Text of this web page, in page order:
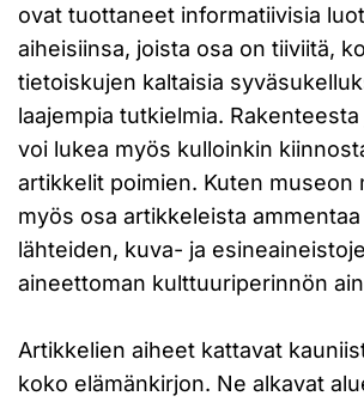
ovat tuottaneet informatiivisia
aiheisiinsa, joista osa on tiiviitä,
tietoiskujen kaltaisia
laajempia tutkielmia.
voi lukea myös kulloinkin
artikkelit poimien. Kuten museon
myös osa artikkeleista
lähteiden, kuva- ja
aineettoman kulttuuriperinnön
Artikkelien aiheet kattavat
koko elämänkirjon. Ne alkavat